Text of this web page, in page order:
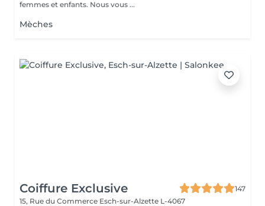
femmes et enfants. Nous vous ...
Mèches
Coiffure Exclusive
147
15, Rue du Commerce Esch-sur-Alzette L-4067